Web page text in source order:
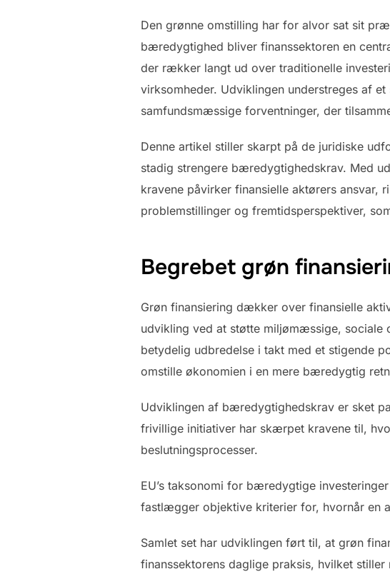
Den grønne omstilling har for alvor sat sit
bæredygtighed bliver finanssektoren en
der rækker langt ud over traditionelle
virksomheder. Udviklingen understreges af
samfundsmæssige forventninger, der
Denne artikel stiller skarpt på de juridiske
stadig strengere bæredygtighedskrav. Med
kravene påvirker finansielle aktørers
problemstillinger og fremtidsperspektiver,
Begrebet grøn
Grøn finansiering dækker over finansielle
udvikling ved at støtte miljømæssige, sociale
betydelig udbredelse i takt med et stigende
omstille økonomien i en mere bæredygtig
Udviklingen af bæredygtighedskrav er sket
frivillige initiativer har skærpet kravene til,
beslutningsprocesser.
EU’s taksonomi for bæredygtige
fastlægger objektive kriterier for, hvornår en
Samlet set har udviklingen ført til, at grøn
finanssektorens daglige praksis, hvilket